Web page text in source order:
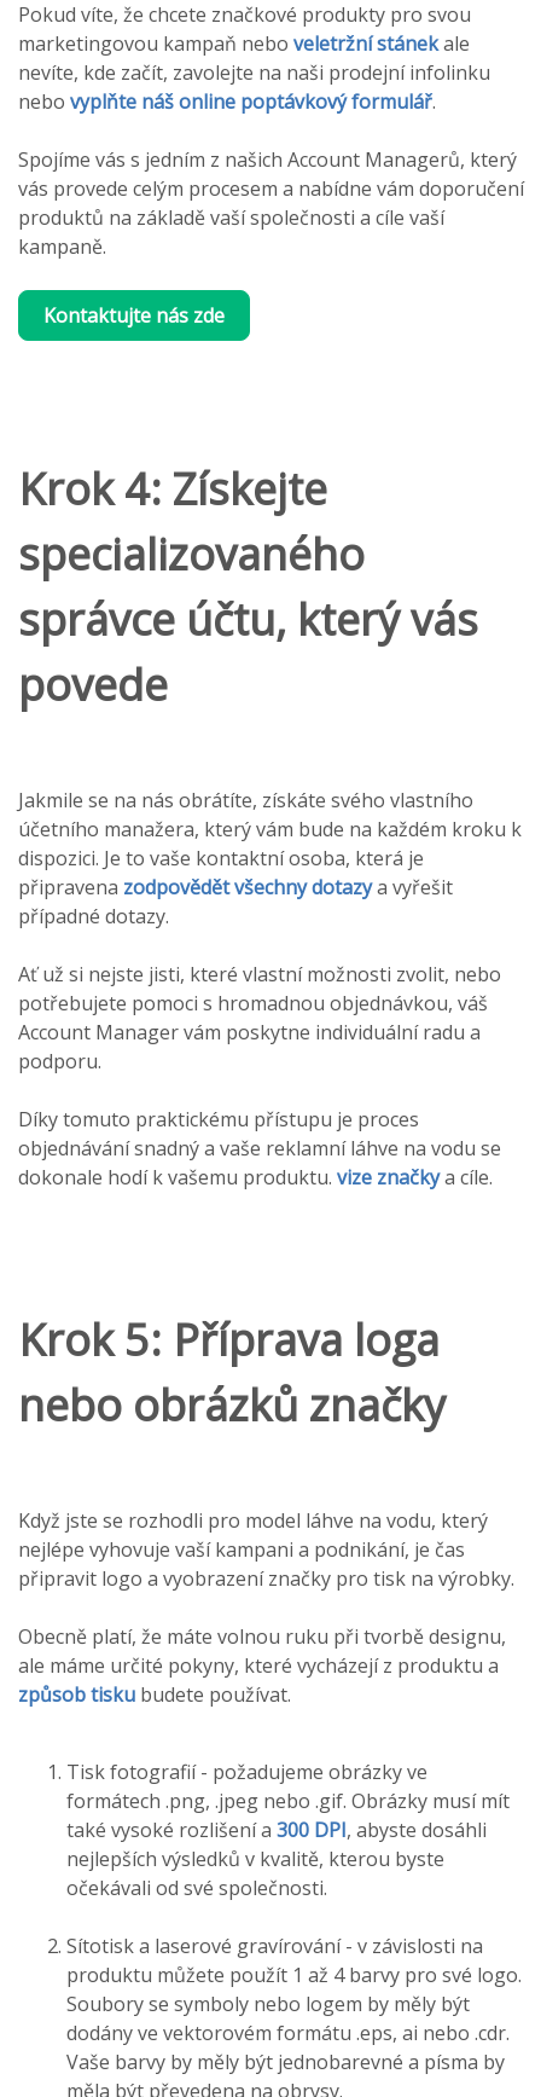
Pokud víte, že chcete značkové produkty pro svou
marketingovou kampaň nebo veletržní stánekale
nevíte, kde začít, zavolejte na naši prodejní infolinku
nebo vyplňte náš online poptávkový formulář.
Spojíme vás s jedním z našich Account Managerů, který
vás provede celým procesem a nabídne vám doporučení
produktů na základě vaší společnosti a cíle vaší
kampaně.
Kontaktujte nás zde
Krok 4: Získejte
specializovaného
správce účtu, který vás
povede
Jakmile se na nás obrátíte, získáte svého vlastního
účetního manažera, který vám bude na každém kroku k
dispozici. Je to vaše kontaktní osoba, která je
připravena zodpovědět všechny dotazya vyřešit
případné dotazy.
Ať už si nejste jisti, které vlastní možnosti zvolit, nebo
potřebujete pomoci s hromadnou objednávkou, váš
Account Manager vám poskytne individuální radu a
podporu.
Díky tomuto praktickému přístupu je proces
objednávání snadný a vaše reklamní láhve na vodu se
dokonale hodí k vašemu produktu. vize značkya cíle.
Krok 5: Příprava loga
nebo obrázků značky
Když jste se rozhodli pro model láhve na vodu, který
nejlépe vyhovuje vaší kampani a podnikání, je čas
připravit logo a vyobrazení značky pro tisk na výrobky.
Obecně platí, že máte volnou ruku při tvorbě designu,
ale máme určité pokyny, které vycházejí z produktu a
způsob tisku budete používat.
Tisk fotografií - požadujeme obrázky ve
formátech .png, .jpeg nebo .gif. Obrázky musí mít
také vysoké rozlišení a 300 DPI, abyste dosáhli
nejlepších výsledků v kvalitě, kterou byste
očekávali od své společnosti.
Sítotisk a laserové gravírování - v závislosti na
produktu můžete použít 1 až 4 barvy pro své logo.
Soubory se symboly nebo logem by měly být
dodány ve vektorovém formátu .eps, ai nebo .cdr.
Vaše barvy by měly být jednobarevné a písma by
měla být převedena na obrysy.